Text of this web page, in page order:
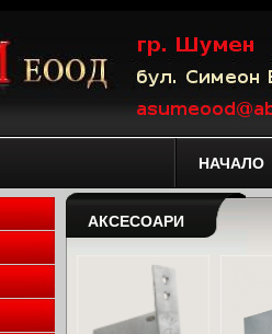
НАЧАЛО
АКСЕСОАРИ